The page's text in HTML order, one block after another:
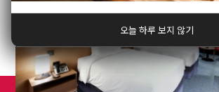
오늘 하루 보지 않기
오늘 하루 보지 않기
오늘 하루 보지 않기
오늘 하루 보지 않기
오늘 하루 보지 않기